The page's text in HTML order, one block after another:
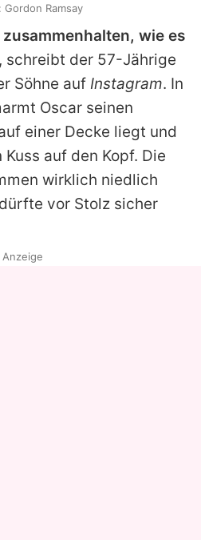
wie es
, schreibt der 57-Jährige
Söhne auf Instagram. In
Oscar seinen
einer Decke liegt und
auf den Kopf. Die
wirklich niedlich
dürfte vor Stolz sicher
Gordon Ramsay
Anzeige